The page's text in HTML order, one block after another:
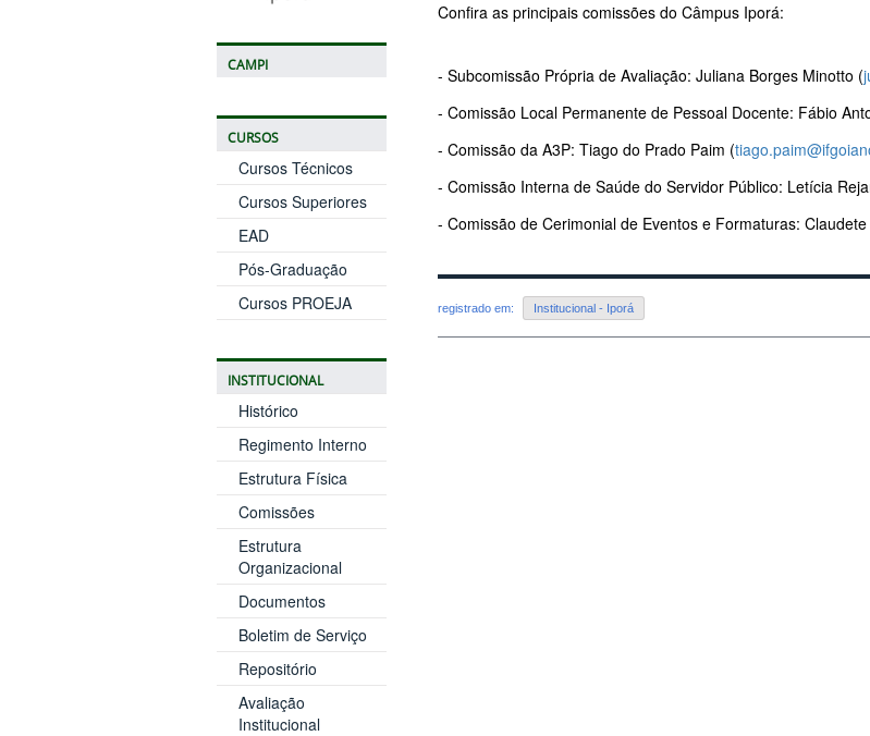
CAMPI
CURSOS
Cursos Técnicos
Cursos Superiores
EAD
Pós-Graduação
Cursos PROEJA
INSTITUCIONAL
Histórico
Regimento Interno
Estrutura Física
Comissões
Estrutura
Organizacional
Documentos
Boletim de Serviço
Repositório
Avaliação
Institucional
Confira as principais comissões do Câmpus Iporá:
- Subcomissão Própria de Avaliação: Juliana Borges Minotto (
- Comissão Local Permanente de Pessoal Docente: Fábio
- Comissão da A3P: Tiago do Prado Paim (
- Comissão Interna de Saúde do Servidor Público: Letícia
- Comissão de Cerimonial de Eventos e Formaturas:
registrado em: Institucional - Iporá